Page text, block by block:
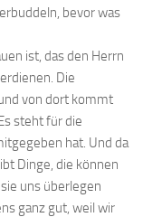
bevor was
ist, das den Herrn
Die
von dort kommt
steht für die
hat. Und da
Dinge, die können
uns überlegen
ganz gut, weil wir